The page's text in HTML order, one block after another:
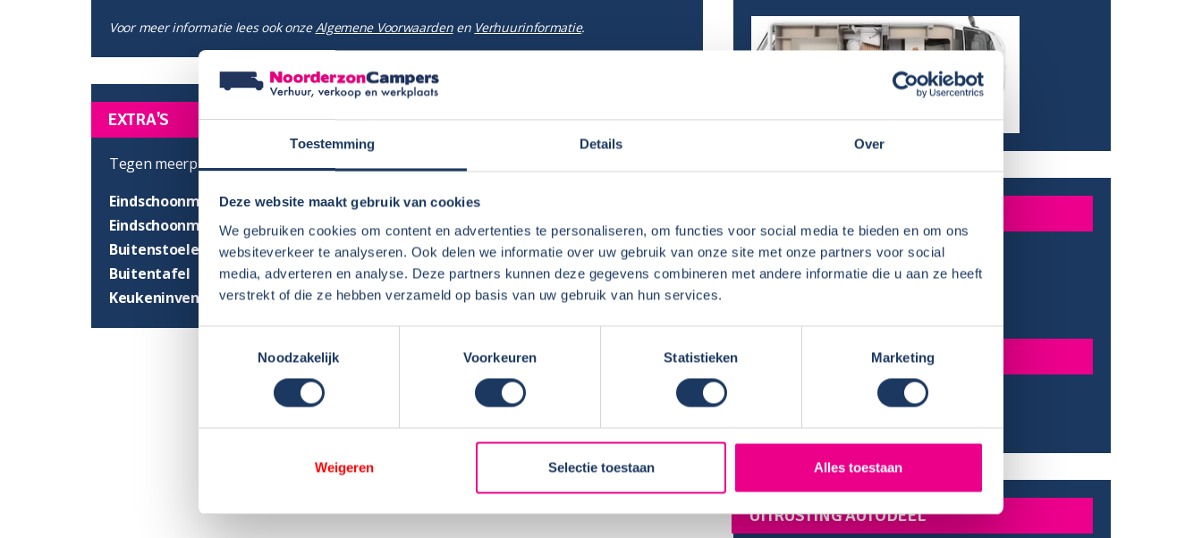
Toestemming Details Over
Deze website maakt gebruik van cookies
We gebruiken cookies om content en advertenties te personaliseren, om functies voor social media te bieden en om ons
websiteverkeer te analyseren. Ook delen we informatie over uw gebruik van onze site met onze partners voor social
media, adverteren en analyse. Deze partners kunnen deze gegevens combineren met andere informatie die u aan ze heeft
verstrekt of die ze hebben verzameld op basis van uw gebruik van hun services.
Noodzakelijk
Voorkeuren Statistieken Marketing
Weigeren Selectie toestaan Alles toestaan
Voor meer informatie lees ook onzeAlgemene Voorwaardenen Verhuurinformatie.
EXTRA'S
Tegen meerprijs zijn de volgende extra's mogelijk:
Eindschoonmaak binnen- en buitenzijde
€ 125,-
Eindschoonmaak buitenzijde € 50,- per boeking
Buitenstoelen € 1,50 per stoel per dag
Buitentafel € 1,50 per tafel per dag
Keukeninventaris € 25,- per boeking
Lengte:
599 cm
Hoogte:
280 cm
Stahoogte:
195 cm
195x150 cm
Hefbed:
200x130 cm
UITRUSTING AUTODEEL